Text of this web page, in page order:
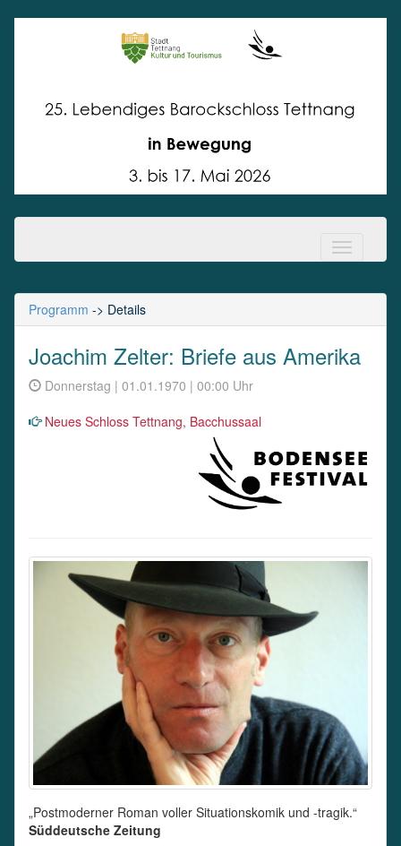
Barockschloss Tettnang
Programm -> Details
Joachim Zelter: Briefe aus Amerika
Donnerstag | 01.01.1970 | 00:00 Uhr
Neues Schloss Tettnang, Bacchussaal
„Postmoderner Roman voller Situationskomik und -tragik.“
Süddeutsche Zeitung